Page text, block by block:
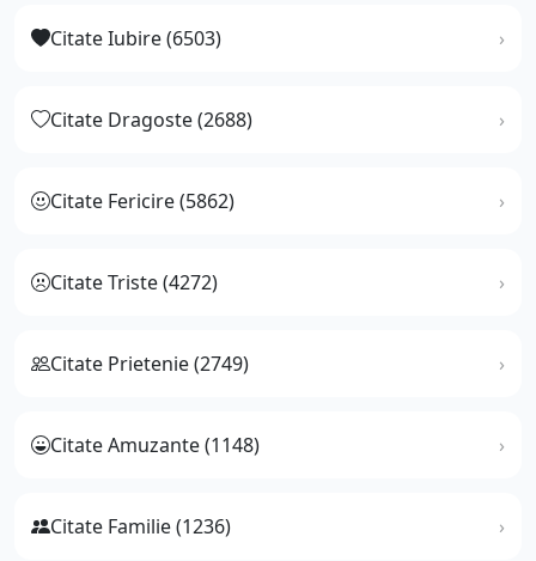
Citate Iubire (6503)
Citate Dragoste (2688)
Citate Fericire (5862)
Citate Triste (4272)
Citate Prietenie (2749)
Citate Amuzante (1148)
Citate Familie (1236)